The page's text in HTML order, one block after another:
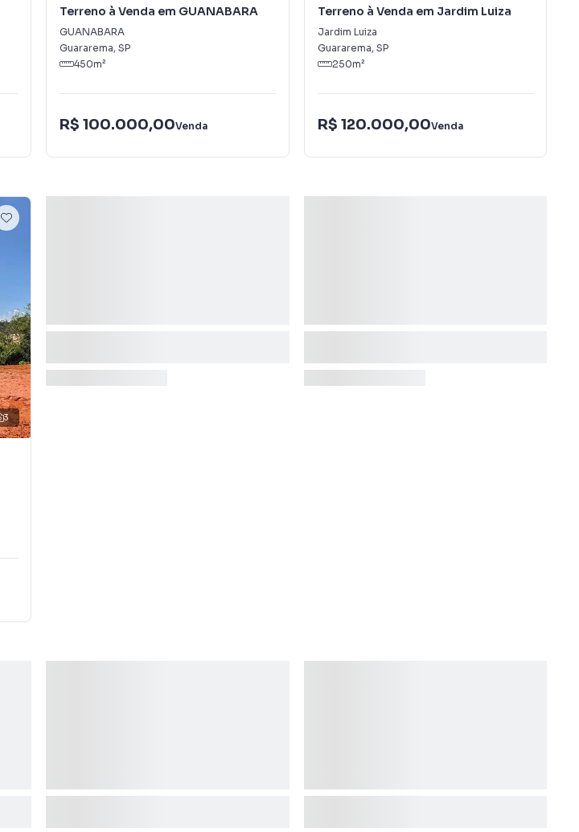
Terreno à Venda em GUANABARA
GUANABARA
Guararema, SP
450m²
R$ 100.000,00Venda
Terreno à Venda em Jardim Luiza
Jardim Luiza
Guararema, SP
250m²
R$ 120.000,00Venda
3